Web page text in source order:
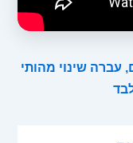
150 מ"ר ו-5 חדרים, עברה שינוי מהותי